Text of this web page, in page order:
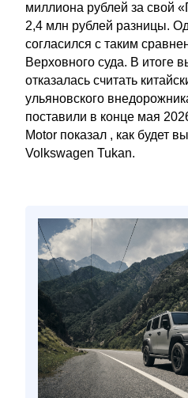
миллиона рублей за свой
2,4 млн рублей разницы.
согласился с таким
Верховного суда. В итоге
отказалась считать
ульяновского
поставили в конце мая
Motor показал , как будет
Volkswagen Tukan.